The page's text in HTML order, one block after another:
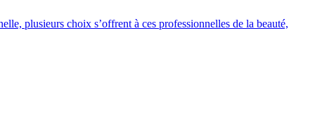
plusieurs choix s’offrent à ces professionnelles de la beauté,